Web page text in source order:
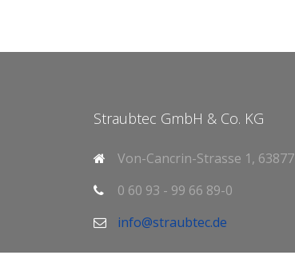
Straubtec GmbH & Co. KG
Von-Cancrin-Strasse 1,
0 60 93 - 99 66 89-0
info@straubtec.de